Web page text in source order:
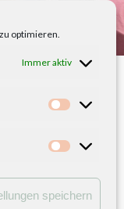
optimieren.
Immer aktiv
Statistiken
Marketing
speichern